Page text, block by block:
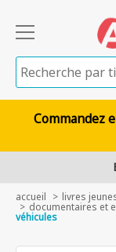
Commandez
accueil livres
documentaires et
véhicules